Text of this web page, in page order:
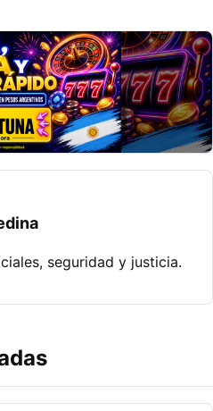
seguridad y justicia.